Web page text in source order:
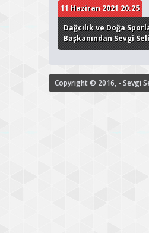
11 Haziran 2021 20:25
Dağcılık ve Doğa
Başkanından Sevgi
Copyright © 2016, - Sevgi